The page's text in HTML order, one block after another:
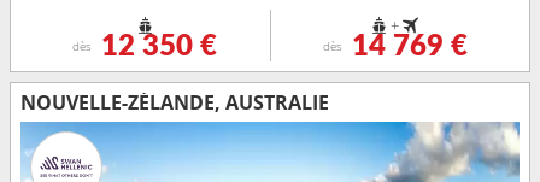
dès 12 350 €
+
dès 14 769 €
NOUVELLE-ZÉLANDE, AUSTRALIE